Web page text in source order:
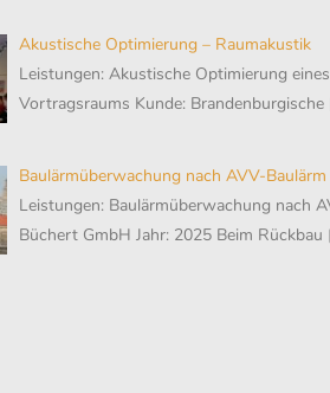
Akustische Optimierung – Raumakustik
Leistungen: Akustische Optimierung
Vortragsraums Kunde: Brandenburgische
Baulärmüberwachung nach AVV-
Leistungen: Baulärmüberwachung nach
Büchert GmbH Jahr: 2025 Beim Rückbau